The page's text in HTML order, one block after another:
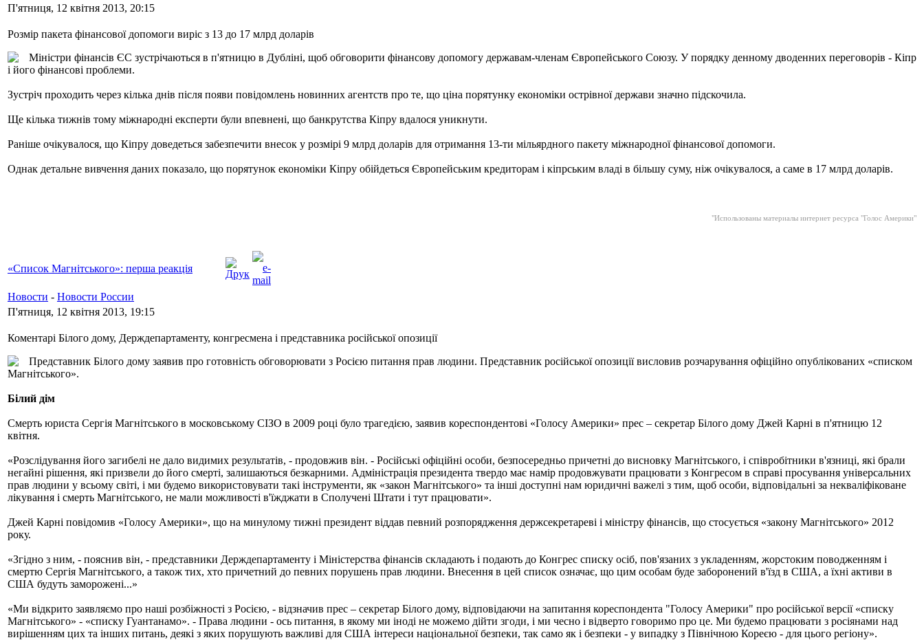
П'ятниця, 12 квітня 2013, 20:15
Розмір пакета фінансової допомоги виріс з 13 до 17 млрд доларів
Міністри фінансів ЄС зустрічаються в п'ятницю в Дубліні, щоб обговорити фінансову допомогу державам-членам Європейського Союзу. У порядку денному дводенних переговорів - Кіпр
і його фінансові проблеми.
Зустріч проходить через кілька днів після появи повідомлень новинних агентств про те, що ціна порятунку економіки острівної держави значно підскочила.
Ще кілька тижнів тому міжнародні експерти були впевнені, що банкрутства Кіпру вдалося уникнути.
Раніше очікувалося, що Кіпру доведеться забезпечити внесок у розмірі 9 млрд доларів для отримання 13-ти мільярдного пакету міжнародної фінансової допомоги.
Однак детальне вивчення даних показало, що порятунок економіки Кіпру обійдеться Європейським кредиторам і кіпрським владі в більшу суму, ніж очікувалося, а саме в 17 млрд доларів.
"Использованы материалы интернет ресурса "Голос Америки"
«Список Магнітського»: перша реакція
Новости - Новости России
П'ятниця, 12 квітня 2013, 19:15
Коментарі Білого дому, Держдепартаменту, конгресмена і представника російської опозиції
Представник Білого дому заявив про готовність обговорювати з Росією питання прав людини. Представник російської опозиції висловив розчарування офіційно опублікованих «списком
Магнітського».
Білий дім
Смерть юриста Сергія Магнітського в московському СІЗО в 2009 році було трагедією, заявив кореспондентові «Голосу Америки» прес – секретар Білого дому Джей Карні в п'ятницю 12
квітня.
«Розслідування його загибелі не дало видимих результатів, - продовжив він. - Російські офіційні особи, безпосередньо причетні до висновку Магнітського, і співробітники в'язниці, які брали
негайні рішення, які призвели до його смерті, залишаються безкарними. Адміністрація президента твердо має намір продовжувати працювати з Конгресом в справі просування універсальних
прав людини у всьому світі, і ми будемо використовувати такі інструменти, як «закон Магнітського» та інші доступні нам юридичні важелі з тим, щоб особи, відповідальні за некваліфіковане
лікування і смерть Магнітського, не мали можливості в'їжджати в Сполучені Штати і тут працювати».
Джей Карні повідомив «Голосу Америки», що на минулому тижні президент віддав певний розпорядження держсекретареві і міністру фінансів, що стосується «закону Магнітського» 2012
року.
«Згідно з ним, - пояснив він, - представники Держдепартаменту і Міністерства фінансів складають і подають до Конгрес списку осіб, пов'язаних з укладенням, жорстоким поводженням і
смертю Сергія Магнітського, а також тих, хто причетний до певних порушень прав людини. Внесення в цей список означає, що цим особам буде заборонений в'їзд в США, а їхні активи в
США будуть заморожені...»
«Ми відкрито заявляємо про наші розбіжності з Росією, - відзначив прес – секретар Білого дому, відповідаючи на запитання кореспондента "Голосу Америки" про російської версії «списку
Магнітського» - «списку Гуантанамо». - Права людини - ось питання, в якому ми іноді не можемо дійти згоди, і ми чесно і відверто говоримо про це. Ми будемо працювати з росіянами над
вирішенням цих та інших питань, деякі з яких порушують важливі для США інтереси національної безпеки, так само як і безпеки - у випадку з Північною Кореєю - для цього регіону».